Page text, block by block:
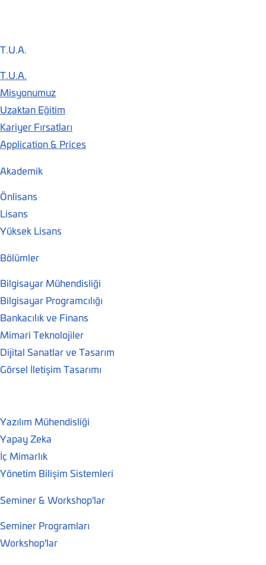
T.U.A.
T.U.A.
Misyonumuz
Uzaktan Eğitim
Kariyer Fırsatları
Application & Prices
Akademik
Önlisans
Lisans
Yüksek Lisans
Bölümler
Bilgisayar Mühendisliği
Bilgisayar Programcılığı
Bankacılık ve Finans
Mimari Teknolojiler
Dijital Sanatlar ve Tasarım
Görsel İletişim Tasarımı
Yazılım Mühendisliği
Yapay Zeka
İç Mimarlık
Yönetim Bilişim Sistemleri
Seminer & Workshop'lar
Seminer Programları
Workshop'lar